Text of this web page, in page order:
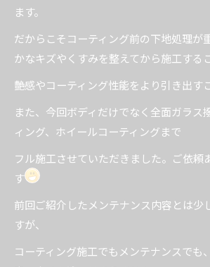
ます。
だからこそコーティング前の下地処理が
かなキズやくすみを整えてから施工するこ
艶感やコーティング性能をより引き出す
また、今回ボディだけでなく全面ガラス
ィング、ホイールコーティングまで
フル施工させていただきました。ご依頼
す
前回ご紹介したメンテナンス内容とは少
すが、
コーティング施工でもメンテナンスでも